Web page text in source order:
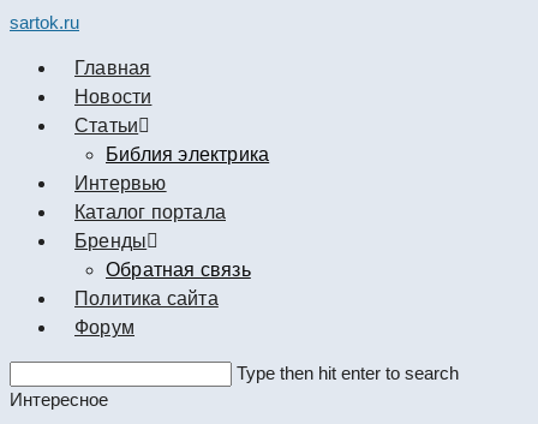
sartok.ru
Главная
Новости
Cтатьи
Библия электрика
Интервью
Каталог портала
Бренды
Обратная связь
Политика сайта
Форум
this
Type then hit enter to search
Интересное